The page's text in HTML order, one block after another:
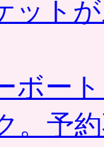
ット
ボー
。予